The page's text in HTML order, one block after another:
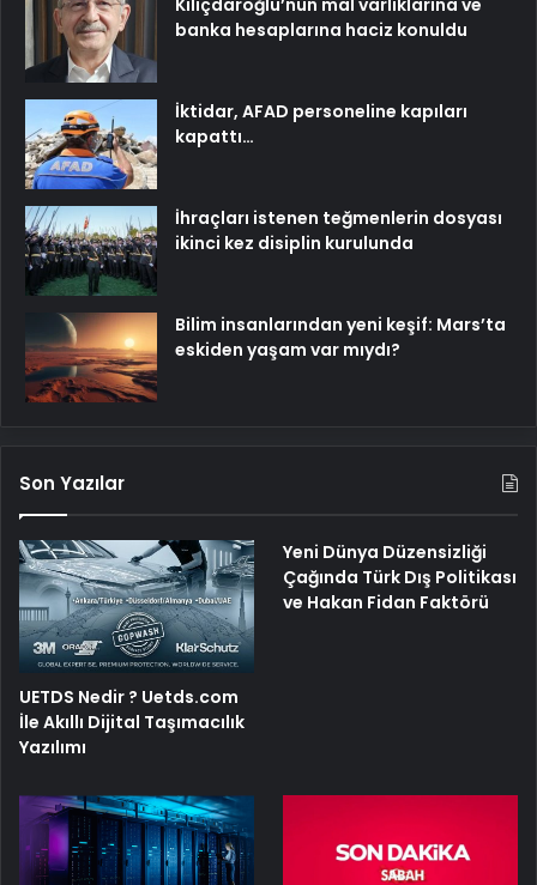
Kılıçdaroğlu’nun mal varlıklarına ve
banka hesaplarına haciz konuldu
İktidar, AFAD personeline kapıları
kapattı…
İhraçları istenen teğmenlerin dosyası
ikinci kez disiplin kurulunda
Bilim insanlarından yeni keşif: Mars’ta
eskiden yaşam var mıydı?
Son Yazılar
UETDS Nedir ? Uetds.com
İle Akıllı Dijital Taşımacılık
Yazılımı
Yeni Dünya Düzensizliği
Çağında Türk Dış Politikası
ve Hakan Fidan Faktörü